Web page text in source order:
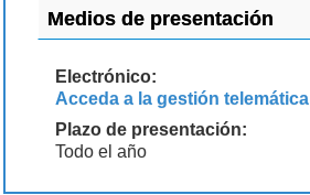
Medios de presentación
Electrónico:
Acceda a la gestión telemática
Plazo de presentación:
Todo el año